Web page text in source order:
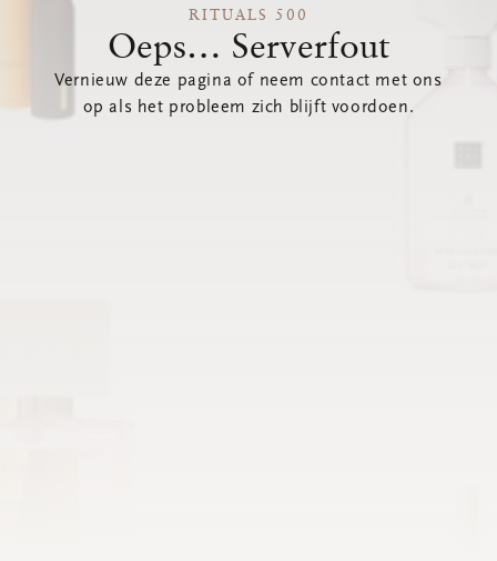
RITUALS 500
Oeps… Serverfout
Vernieuw deze pagina of neem contact met ons
op als het probleem zich blijft voordoen.